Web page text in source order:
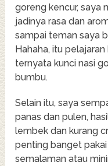
goreng kencur, saya
jadinya rasa dan
sampai teman saya
Hahaha, itu
ternyata kunci nasi
bumbu.
Selain itu, saya
panas dan pulen,
lembek dan kurang
penting banget
semalaman atau